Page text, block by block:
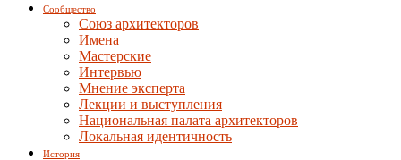
Сообщество
Союз архитекторов
Имена
Мастерские
Интервью
Мнение эксперта
Лекции и выступления
Национальная палата архитекторов
Локальная идентичность
История